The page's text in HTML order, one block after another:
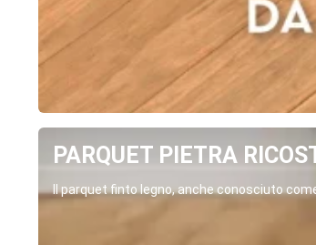
PARQUET PIETRA
Il parquet finto legno, anche conosciuto